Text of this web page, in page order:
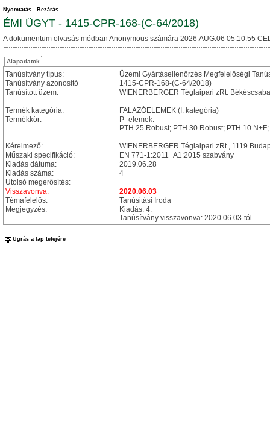
Nyomtatás Bezárás
ÉMI ÜGYT - 1415-CPR-168-(C-64/2018)
A dokumentum olvasás módban Anonymous számára 2026.AUG.06 05:10:55
Alapadatok
Tanúsítvány típus:
Üzemi Gyártásellenőrzés Megfelelőségi
Tanúsítvány azonosító
1415-CPR-168-(C-64/2018)
Tanúsított üzem:
WIENERBERGER Téglaipari zRt.
Termék kategória:
FALAZÓELEMEK (I. kategória)
Termékkör:
P- elemek:
PTH 25 Robust; PTH 30 Robust; PTH 10
Kérelmező:
WIENERBERGER Téglaipari zRt., 1119
Műszaki specifikáció:
EN 771-1:2011+A1:2015 szabvány
Kiadás dátuma:
2019.06.28
Kiadás száma:
4
Utolsó megerősítés:
Visszavonva:
2020.06.03
Témafelelős:
Tanúsitási Iroda
Megjegyzés:
Kiadás: 4.
Tanúsítvány visszavonva: 2020.06.03-tól.
Ugrás a lap tetejére